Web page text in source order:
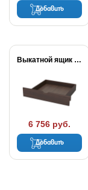
Добавить
Выкатной ящик Веста...
6 756 руб.
Добавить